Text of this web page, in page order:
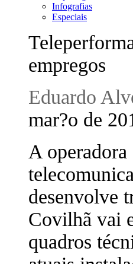
Infografias
Especiais
empregos
Eduardo
mar?o de
A operadora
desenvolve
Covilhã vai
quadros